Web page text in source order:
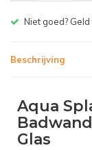
Gratis bezorgen
Beschrijving
Aqua
Glas